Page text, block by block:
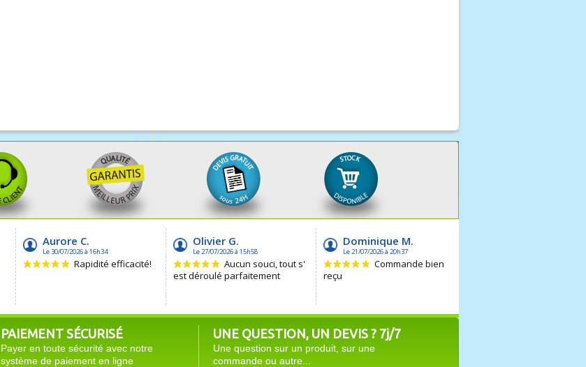
PAIEMENT SÉCURISÉ
Payer en toute sécurité avec notre
système de paiement en ligne
UNE QUESTION, UN DEVIS ? 7j/7
Une question sur un produit, sur une
commande ou autre...